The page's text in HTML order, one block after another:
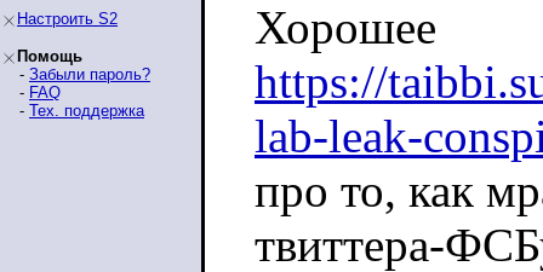
Настроить S2
Помощь
- Забыли пароль?
- FAQ
- Тех. поддержка
Хорошее
https://
lab-leak-
про то, как
твиттера-